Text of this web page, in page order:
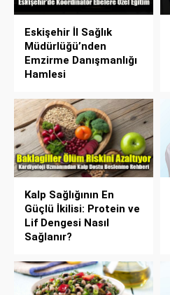
Eskişehir İl Sağlık
Müdürlüğü’nden
Emzirme Danışmanlığı
Hamlesi
Kalp Sağlığının En
Güçlü İkilisi: Protein ve
Lif Dengesi Nasıl
Sağlanır?